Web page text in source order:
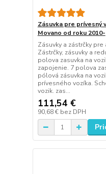
Zásuvka pre prívesný
Movano od roku 2010-
Zásuvky a zástrčky
Zástrčky, zásuvky a
polova zasuvka na
zapojenie. 7 polova
pólová zásuvka na
prívesného vozíka.
vozik. zas...
111,54 €
90,68 € bez DPH